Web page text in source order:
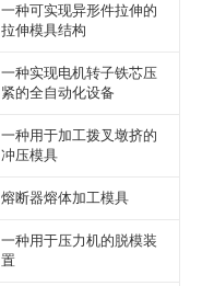
一种可实现异形件拉伸的
拉伸模具结构
一种实现电机转子铁芯压
紧的全自动化设备
一种用于加工拨叉墩挤的
冲压模具
熔断器熔体加工模具
一种用于压力机的脱模装
置